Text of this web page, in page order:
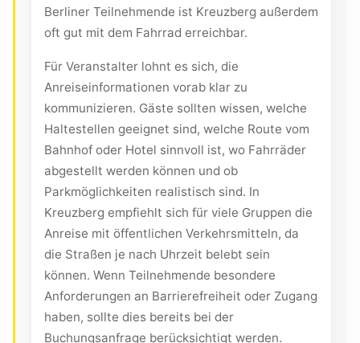
Berliner Teilnehmende ist Kreuzberg außerdem
oft gut mit dem Fahrrad erreichbar.
Für Veranstalter lohnt es sich, die
Anreiseinformationen vorab klar zu
kommunizieren. Gäste sollten wissen, welche
Haltestellen geeignet sind, welche Route vom
Bahnhof oder Hotel sinnvoll ist, wo Fahrräder
abgestellt werden können und ob
Parkmöglichkeiten realistisch sind. In
Kreuzberg empfiehlt sich für viele Gruppen die
Anreise mit öffentlichen Verkehrsmitteln, da
die Straßen je nach Uhrzeit belebt sein
können. Wenn Teilnehmende besondere
Anforderungen an Barrierefreiheit oder Zugang
haben, sollte dies bereits bei der
Buchungsanfrage berücksichtigt werden.